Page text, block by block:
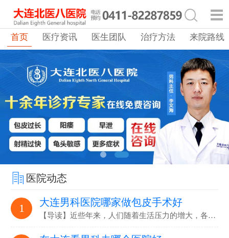
首页 医疗资讯 医生团队 治疗方法 来院路线
医院动态
1 大连男科医院哪家做包皮手术好
【导读】近些年来，人们随着生活压力的增大，各…